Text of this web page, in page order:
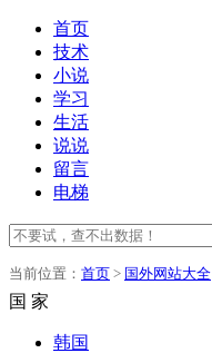
首页
技术
小说
学习
生活
说说
留言
电梯
当前位置： 首页 > 国外网站大全
国 家
韩国